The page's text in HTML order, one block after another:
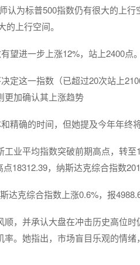
认为标普500指数仍有很大的上
上行空间。
望进一步上涨12%，站上2400点。
定这一指数（已超过20次站上
更加确认其上涨趋势
精确的时间，但她提及今年年终
业平均指数突破前期高点，转
18312.39，纳斯达克综合指数
克综合指数上涨0.6%，报
，并承认大盘在冲击历史高位
。她指出，市场盲目乐观的情